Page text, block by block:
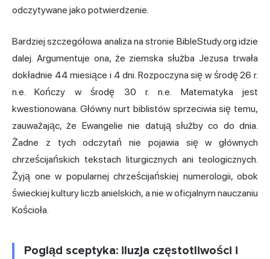
odczytywane jako potwierdzenie.
Bardziej szczegółowa analiza na stronie BibleStudy.org idzie
dalej. Argumentuje ona, że ziemska służba Jezusa trwała
dokładnie 44 miesiące i 4 dni. Rozpoczyna się w środę 26 r.
n.e. Kończy w środę 30 r. n.e. Matematyka jest
kwestionowana. Główny nurt biblistów sprzeciwia się temu,
zauważając, że Ewangelie nie datują służby co do dnia.
Żadne z tych odczytań nie pojawia się w głównych
chrześcijańskich tekstach liturgicznych ani teologicznych.
Żyją one w popularnej chrześcijańskiej numerologii, obok
świeckiej kultury liczb anielskich, a nie w oficjalnym nauczaniu
Kościoła.
Pogląd sceptyka: iluzja częstotliwości i